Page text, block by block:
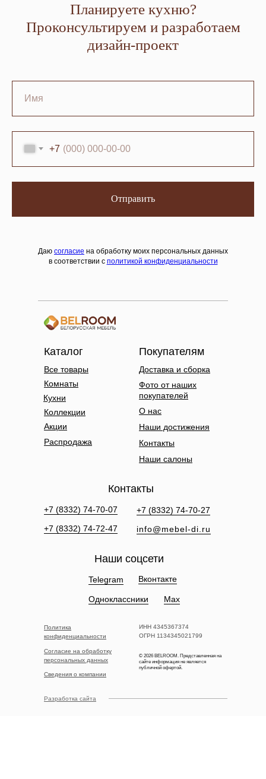
Планируете кухню?
Проконсультируем и разработаем
дизайн-проект
+7
Отправить
Даю согласие на обработку моих персональных данных
в соответствии с политикой конфиденциальности
Все товары
Комнаты
Коллекции
Акции
Распродажа
Согласие на обработку
персональных данных
Политика
конфиденциальности
+7 (8332) 74-70-07
+7 (8332) 74-72-47
+7 (8332) 74-70-27
© 2026 BELROOM. Представленная на
сайте информация не является
публичной офертой.
info@mebel-di.ru
Контакты
Наши соцсети
Telegram
ИНН 4345367374
ОГРН 1134345021799
Покупателям
Каталог
Доставка и сборка
Фото от наших
покупателей
О нас
Контакты
Наши салоны
Одноклассники Max
Вконтакте
Наши достижения
Сведения о компании
Разработка сайта
Кухни